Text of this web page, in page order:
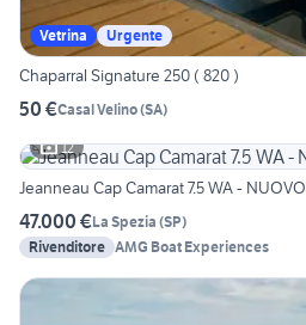
Vetrina Urgente
Chaparral Signature 250 ( 820 )
50 €Casal Velino(SA)
12
Jeanneau Cap Camarat 7.5 WA - NUOVO
47.000 €La Spezia (SP)
Rivenditore AMG Boat Experiences